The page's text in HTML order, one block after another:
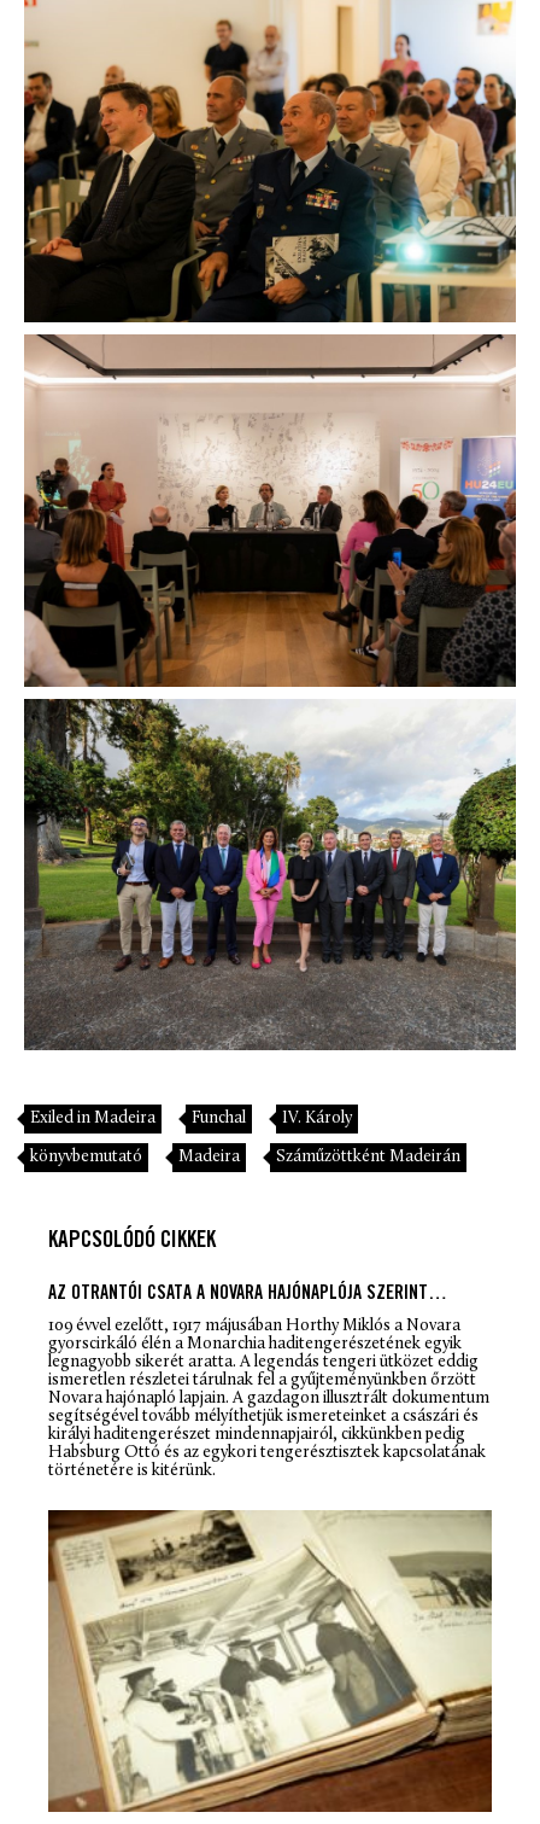
Exiled in Madeira Funchal IV. Károly
könyvbemutató Madeira Száműzöttként Madeirán
KAPCSOLÓDÓ CIKKEK
AZ OTRANTÓI CSATA A NOVARA HAJÓNAPLÓJA SZERINT…
109 évvel ezelőtt, 1917 májusában Horthy Miklós a Novara
gyorscirkáló élén a Monarchia haditengerészetének egyik
legnagyobb sikerét aratta. A legendás tengeri ütközet eddig
ismeretlen részletei tárulnak fel a gyűjteményünkben őrzött
Novara hajónapló lapjain. A gazdagon illusztrált dokumentum
segítségével tovább mélyíthetjük ismereteinket a császári és
királyi haditengerészet mindennapjairól, cikkünkben pedig
Habsburg Ottó és az egykori tengerésztisztek kapcsolatának
történetére is kitérünk.